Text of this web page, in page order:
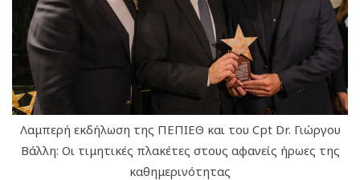
Λαμπερή εκδήλωση της ΠΕΠΙΕΘ και του Cpt Dr. Γιώργου
Βάλλη: Οι τιμητικές πλακέτες στους αφανείς ήρωες της
καθημερινότητας